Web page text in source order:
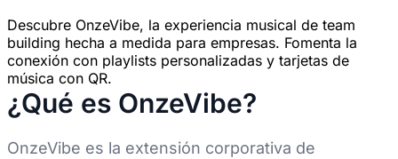
Descubre OnzeVibe, la experiencia musical de team
building hecha a medida para empresas. Fomenta la
conexión con playlists personalizadas y tarjetas de
música con QR.
¿Qué es OnzeVibe?
OnzeVibe es la extensión corporativa de